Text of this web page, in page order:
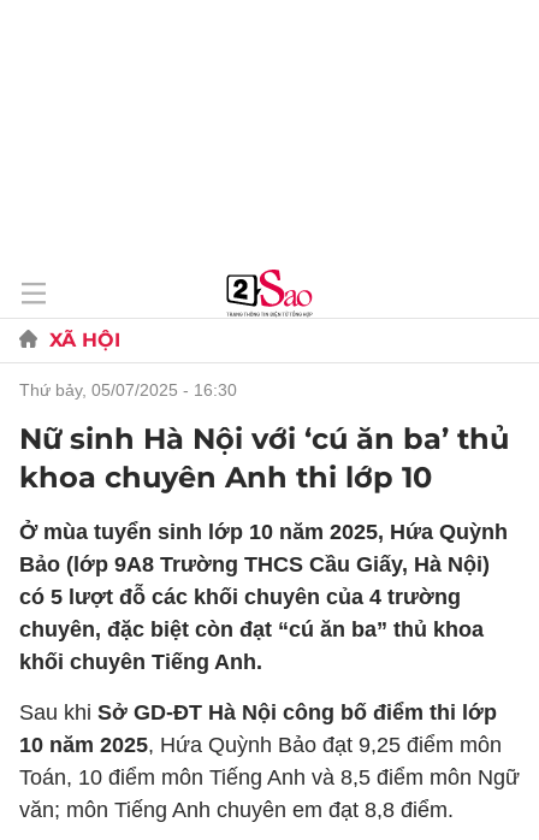
XÃ HỘI
thứ bảy, 05/07/2025 - 16:30
Nữ sinh Hà Nội với ‘cú ăn ba’ thủ
khoa chuyên Anh thi lớp 10
Ở mùa tuyển sinh lớp 10 năm 2025, Hứa Quỳnh
Bảo (lớp 9A8 Trường THCS Cầu Giấy, Hà Nội)
có 5 lượt đỗ các khối chuyên của 4 trường
chuyên, đặc biệt còn đạt “cú ăn ba” thủ khoa
khối chuyên Tiếng Anh.
Sau khi Sở GD-ĐT Hà Nội công bố điểm thi lớp
10 năm 2025, Hứa Quỳnh Bảo đạt 9,25 điểm môn
Toán, 10 điểm môn Tiếng Anh và 8,5 điểm môn Ngữ
văn; môn Tiếng Anh chuyên em đạt 8,8 điểm.